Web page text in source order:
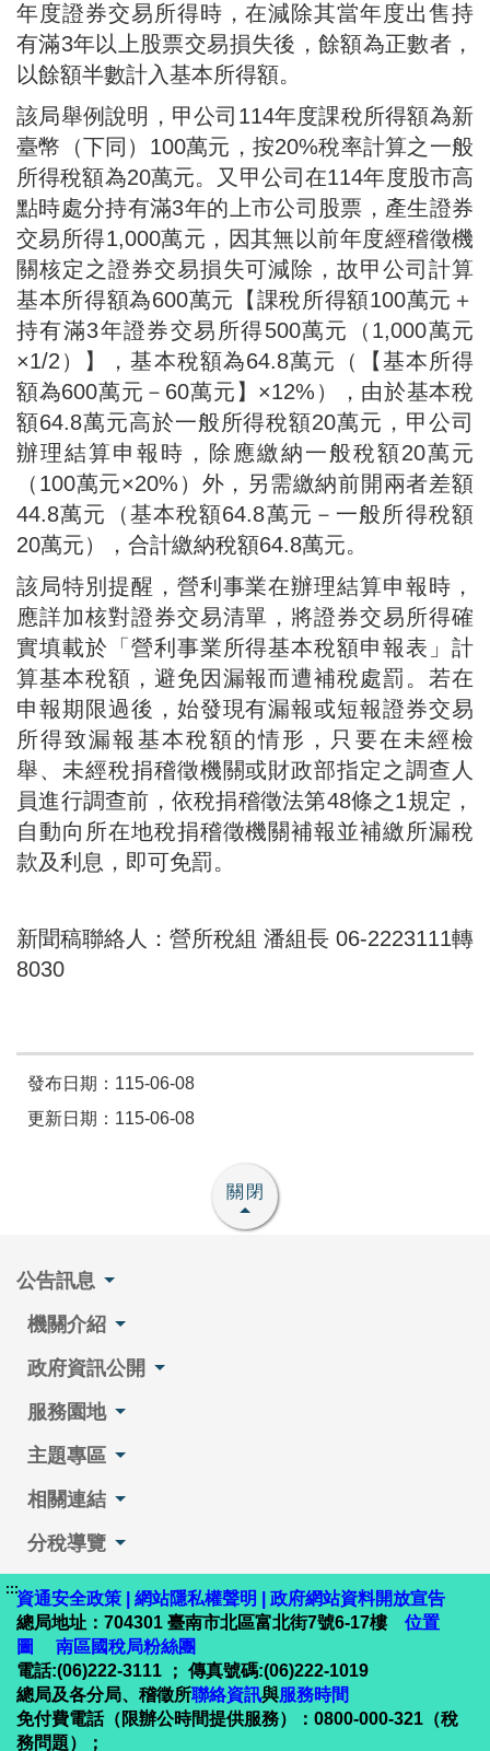
年度證券交易所得時，在減除其當年度出售持
有滿3年以上股票交易損失後，餘額為正數者，
以餘額半數計入基本所得額。
該局舉例說明，甲公司114年度課稅所得額為新
臺幣（下同）100萬元，按20%稅率計算之一般
所得稅額為20萬元。又甲公司在114年度股市高
點時處分持有滿3年的上市公司股票，產生證券
交易所得1,000萬元，因其無以前年度經稽徵機
關核定之證券交易損失可減除，故甲公司計算
基本所得額為600萬元【課稅所得額100萬元＋
持有滿3年證券交易所得500萬元（1,000萬元
×1/2）】，基本稅額為64.8萬元（【基本所得
額為600萬元－60萬元】×12%），由於基本稅
額64.8萬元高於一般所得稅額20萬元，甲公司
辦理結算申報時，除應繳納一般稅額20萬元
（100萬元×20%）外，另需繳納前開兩者差額
44.8萬元（基本稅額64.8萬元－一般所得稅額
20萬元），合計繳納稅額64.8萬元。
該局特別提醒，營利事業在辦理結算申報時，
應詳加核對證券交易清單，將證券交易所得確
實填載於「營利事業所得基本稅額申報表」計
算基本稅額，避免因漏報而遭補稅處罰。若在
申報期限過後，始發現有漏報或短報證券交易
所得致漏報基本稅額的情形，只要在未經檢
舉、未經稅捐稽徵機關或財政部指定之調查人
員進行調查前，依稅捐稽徵法第48條之1規定，
自動向所在地稅捐稽徵機關補報並補繳所漏稅
款及利息，即可免罰。
新聞稿聯絡人：營所稅組 潘組長 06-2223111轉
8030
發布日期：115-06-08
更新日期：115-06-08
關閉
公告訊息
機關介紹
政府資訊公開
服務園地
主題專區
相關連結
分稅導覽
:::資通安全政策 網站隱私權聲明
政府網站資料開放宣告
總局地址：704301 臺南市北區富北街7號6-17樓
位置
圖
南區國稅局粉絲團
電話:(06)222-3111 ； 傳真號碼:(06)222-1019
總局及各分局、稽徵所聯絡資訊與服務時間
免付費電話（限辦公時間提供服務）：0800-000-321（稅
務問題）；